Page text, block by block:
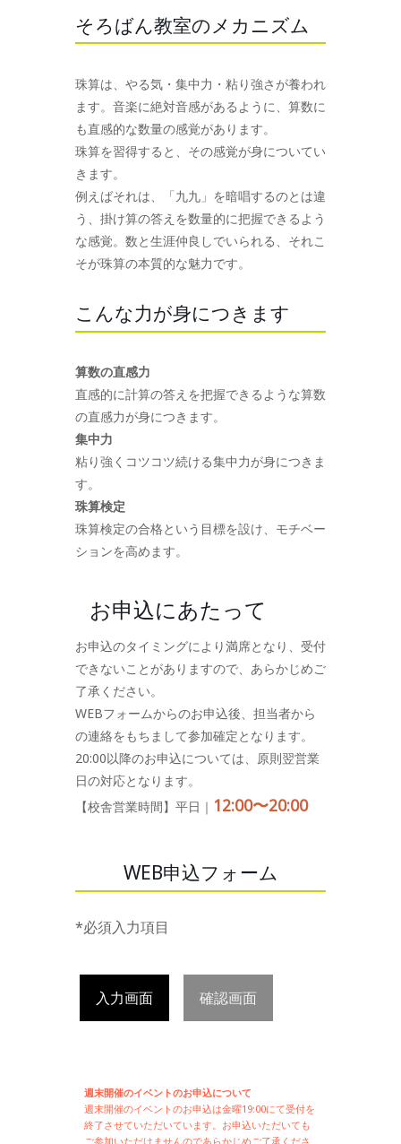
そろばん教室のメカニズム
珠算は、やる気・集中力・粘り強さが養われ
ます。音楽に絶対音感があるように、算数に
も直感的な数量の感覚があります。
珠算を習得すると、その感覚が身についてい
きます。
例えばそれは、「九九」を暗唱するのとは違
う、掛け算の答えを数量的に把握できるよう
な感覚。数と生涯仲良しでいられる、それこ
そが珠算の本質的な魅力です。
こんな力が身につきます
算数の直感力
直感的に計算の答えを把握できるような算数
の直感力が身につきます。
集中力
粘り強くコツコツ続ける集中力が身につきま
す。
珠算検定
珠算検定の合格という目標を設け、モチベー
ションを高めます。
お申込にあたって
お申込のタイミングにより満席となり、受付
できないことがありますので、あらかじめご
了承ください。
WEBフォームからのお申込後、担当者から
の連絡をもちまして参加確定となります。
20:00以降のお申込については、原則翌営業
日の対応となります。
【校舎営業時間】平日｜ 12:00〜20:00
WEB申込フォーム
*必須入力項目
入力画面 確認画面
週末開催のイベントのお申込について
週末開催のイベントのお申込は金曜19:00にて受付を
終了させていただいています。お申込いただいても
ご参加いただけませんのであらかじめご了承くださ